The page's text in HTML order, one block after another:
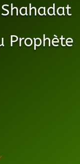
Prophète